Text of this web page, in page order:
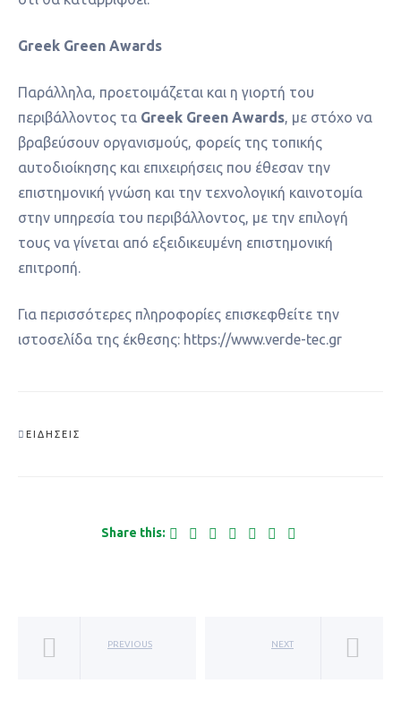
Greek Green Awards
Παράλληλα, προετοιμάζεται και η γιορτή του
περιβάλλοντος τα Greek Green Awards , με στόχο να
βραβεύσουν οργανισμούς, φορείς της τοπικής
αυτοδιοίκησης και επιχειρήσεις που έθεσαν την
επιστημονική γνώση και την τεχνολογική καινοτομία
στην υπηρεσία του περιβάλλοντος, με την επιλογή
τους να γίνεται από εξειδικευμένη επιστημονική
επιτροπή.
Για περισσότερες πληροφορίες επισκεφθείτε την
ιστοσελίδα της έκθεσης: https://www.verde-tec.gr
ΕΙΔΉΣΕΙΣ
Share this:
PREVIOUS NEXT